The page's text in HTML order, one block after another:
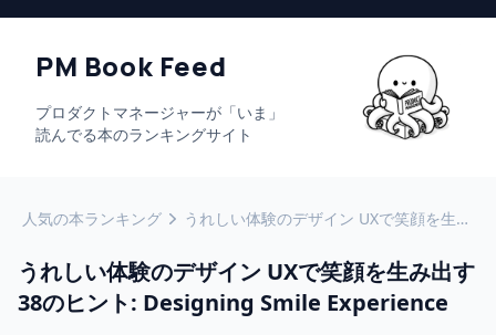
PM Book Feed
プロダクトマネージャーが「いま」
読んでる本のランキングサイト
人気の本ランキング うれしい体験のデザイン UXで笑顔を生み出す38のヒント: Designing Smile Experience
うれしい体験のデザイン UXで笑顔を生み出す
38のヒント: Designing Smile Experience